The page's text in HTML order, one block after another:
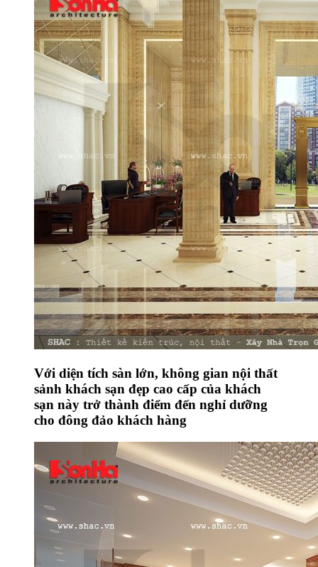
Với diện tích sàn lớn, không gian nội thất
sảnh khách sạn đẹp cao cấp của khách
sạn này trở thành điểm đến nghỉ dưỡng
cho đông đảo khách hàng